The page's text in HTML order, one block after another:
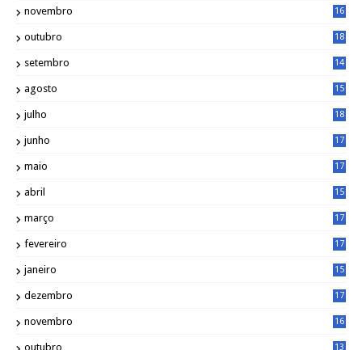
novembro
16
outubro
18
setembro
14
agosto
15
julho
18
junho
17
maio
17
abril
15
março
17
fevereiro
17
janeiro
15
dezembro
17
novembro
16
outubro
13